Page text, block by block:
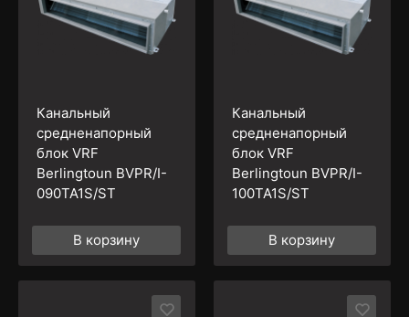
Канальный
средненапорный
блок VRF
Berlingtoun BVPR/I-
090TA1S/ST
В корзину
Канальный
средненапорный
блок VRF
Berlingtoun BVPR/I-
100TA1S/ST
В корзину